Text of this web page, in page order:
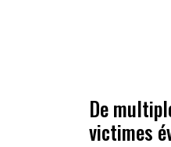
De
victimes